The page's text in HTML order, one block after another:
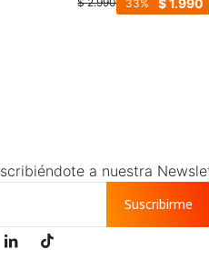
33
a nuestra
Suscribirme
 